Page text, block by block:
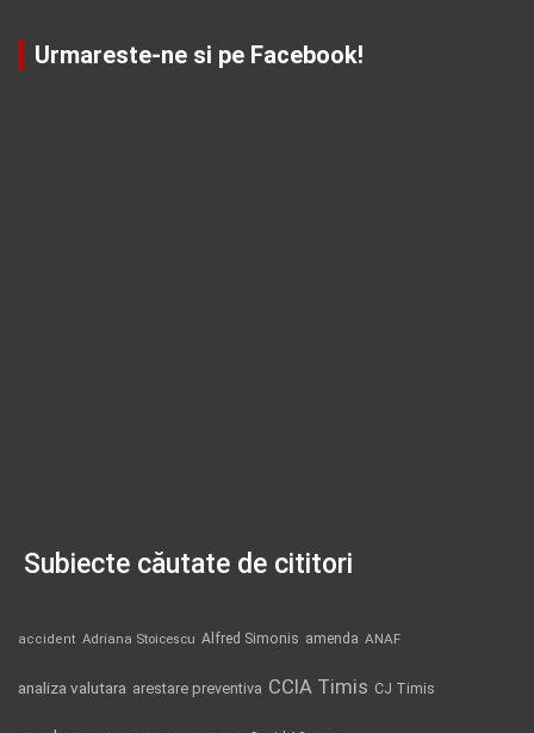
Urmareste-ne si pe Facebook!
Subiecte căutate de cititori
accident Adriana Stoicescu Alfred Simonis amenda ANAF
analiza valutara arestare preventiva CCIA Timis CJ Timis